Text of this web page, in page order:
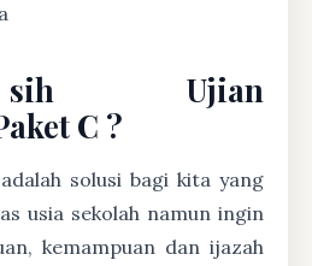
Ujian
C ?
adalah solusi bagi kita yang
usia sekolah namun ingin
kemampuan dan ijazah